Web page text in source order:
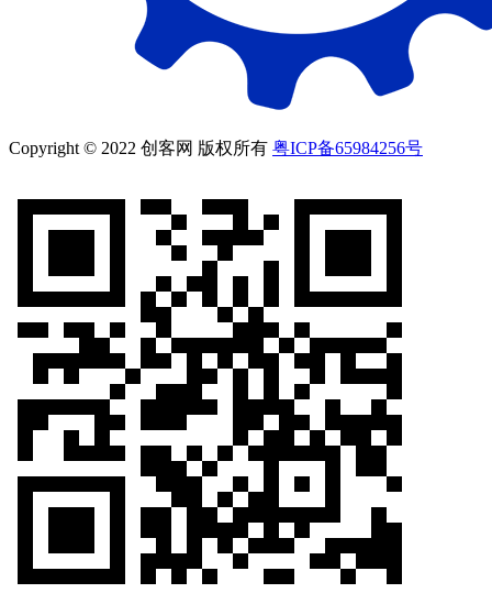
Copyright © 2022 创客网 版权所有 粤ICP备65984256号